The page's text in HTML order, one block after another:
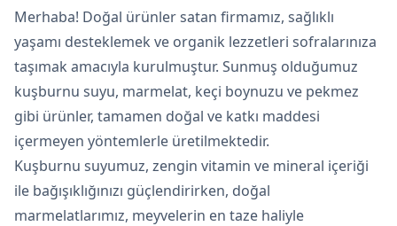
Merhaba! Doğal ürünler satan firmamız, sağlıklı
yaşamı desteklemek ve organik lezzetleri sofralarınıza
taşımak amacıyla kurulmuştur. Sunmuş olduğumuz
kuşburnu suyu, marmelat, keçi boynuzu ve pekmez
gibi ürünler, tamamen doğal ve katkı maddesi
içermeyen yöntemlerle üretilmektedir.
Kuşburnu suyumuz, zengin vitamin ve mineral içeriği
ile bağışıklığınızı güçlendirirken, doğal
marmelatlarımız, meyvelerin en taze haliyle